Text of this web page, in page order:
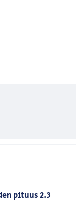
pituus 2.3